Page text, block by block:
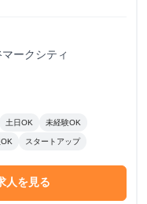
ークシティ
土日OK 未経験OK
スタートアップ
人を見る